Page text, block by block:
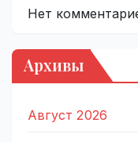
Нет
Архивы
Август 2026